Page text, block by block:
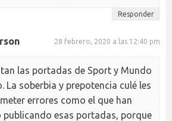
Responder
28 febrero, 2020 a las 12:40 pm
las portadas de Sport y Mundo
La soberbia y prepotencia culé les
errores como el que han
publicando esas portadas, porque